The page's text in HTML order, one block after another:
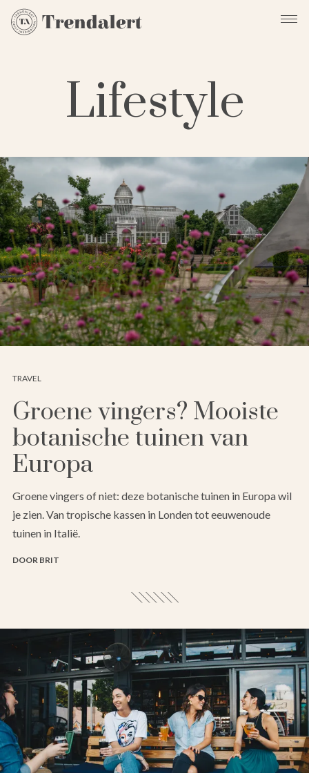
Lifestyle
TRAVEL
Groene vingers? Mooiste
botanische tuinen van
Europa
Groene vingers of niet: deze botanische tuinen in Europa wil
je zien. Van tropische kassen in Londen tot eeuwenoude
tuinen in Italië.
DOOR BRIT